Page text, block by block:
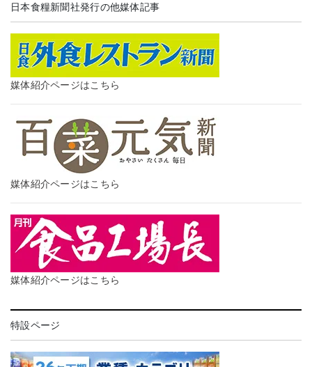
日本食糧新聞社発行の他媒体記事
媒体紹介ページはこちら
媒体紹介ページはこちら
媒体紹介ページはこちら
特設ページ